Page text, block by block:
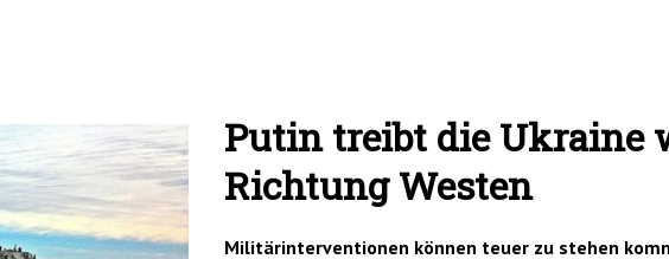
Putin treibt die Ukraine
Richtung Westen
Militärinterventionen können teuer zu stehen